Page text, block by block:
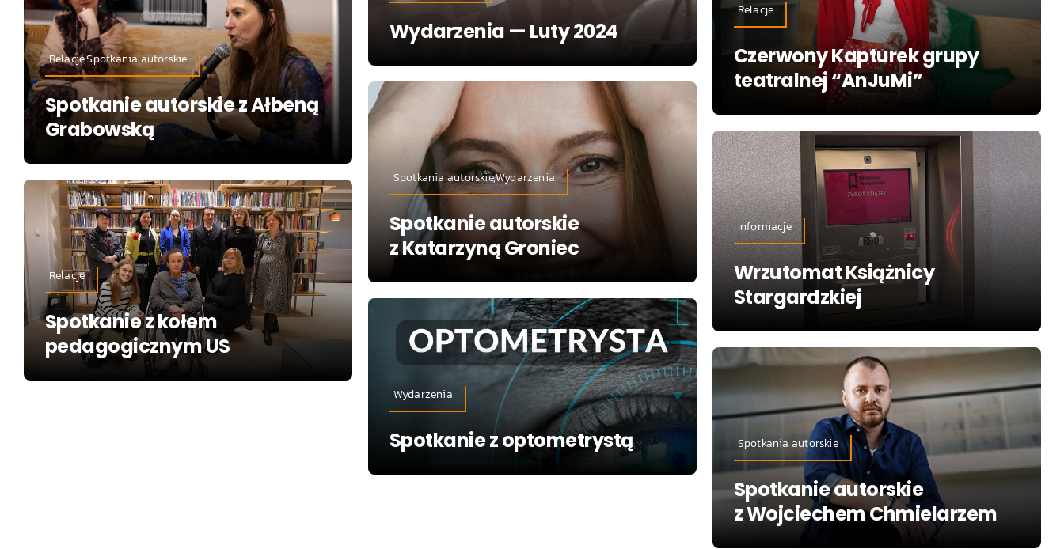
Wydarzenia — Luty 2024
Relacje
Czerwony Kapturek grupy
teatralnej “AnJuMi”
Relacje,Spotkania autorskie
Spotkanie autorskie z Ałbeną
Grabowską
Spotkania autorskie,Wydarzenia
Spotkanie autorskie
z Katarzyną Groniec
Informacje
Wrzutomat Książnicy
Stargardzkiej
Relacje
Spotkanie z kołem
pedagogicznym US
Wydarzenia
Spotkanie z optometrystą Spotkania autorskie
Spotkanie autorskie
z Wojciechem Chmielarzem